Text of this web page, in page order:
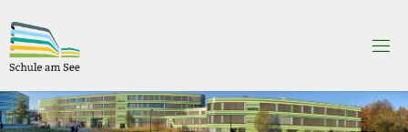
to
content
CHU
LEA